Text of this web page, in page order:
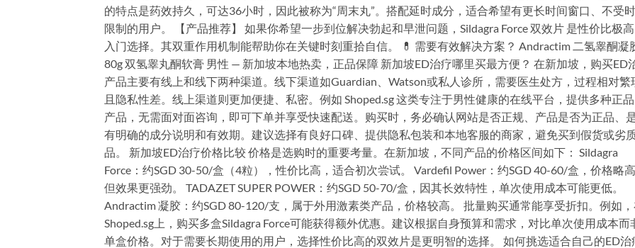
的特点是药效持久，可达36小时，因此被称为“周末丸”。搭配延时成分，适合希望有更长时间窗口、不受
限制的用户。 【产品推荐】 如果你希望一步到位解决勃起和早泄问题，Sildagra Force 双效片 是性价比极
入门选择。其双重作用机制能帮助你在关键时刻重拾自信。 💊 需要有效解决方案？ Andractim 二氢睾酮凝
80g 双氢睾丸酮软膏 男性 — 新加坡本地热卖，正品保障 新加坡ED治疗哪里买最方便？ 在新加坡，购买ED
产品主要有线上和线下两种渠道。线下渠道如Guardian、Watson或私人诊所，需要医生处方，过程相对繁
且隐私性差。线上渠道则更加便捷、私密。例如 Shoped.sg 这类专注于男性健康的在线平台，提供多种正
产品，无需面对面咨询，即可下单并享受快速配送。购买时，务必确认网站是否正规、产品是否为正品、
有明确的成分说明和有效期。建议选择有良好口碑、提供隐私包装和本地客服的商家，避免买到假货或劣
品。 新加坡ED治疗价格比较 价格是选购时的重要考量。在新加坡，不同产品的价格区间如下： Sildagra
Force：约SGD 30-50/盒（4粒），性价比高，适合初次尝试。 Vardefil Power：约SGD 40-60/盒，价格略
但效果更强劲。 TADAZET SUPER POWER：约SGD 50-70/盒，因其长效特性，单次使用成本可能更低。
Andractim 凝胶：约SGD 80-120/支，属于外用激素类产品，价格较高。 批量购买通常能享受折扣。例如
Shoped.sg上，购买多盒Sildagra Force可能获得额外优惠。建议根据自身预算和需求，对比单次使用成本而
单盒价格。对于需要长期使用的用户，选择性价比高的双效片是更明智的选择。 如何挑选适合自己的ED治